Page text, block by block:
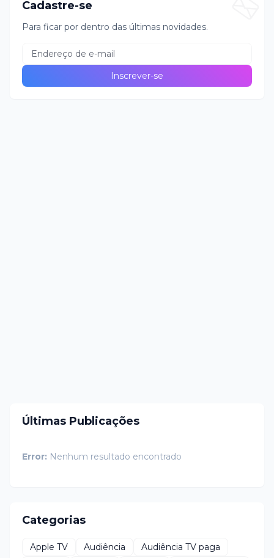
Cadastre-se
Para ficar por dentro das últimas novidades.
Últimas Publicações
Error: Nenhum resultado encontrado
Categorias
Apple TV Audiência
Audiência TV paga